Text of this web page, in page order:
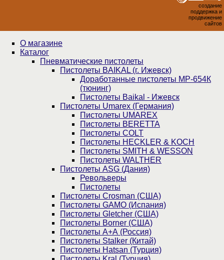
создание
поддержка и
продвижение
сайтов
О магазине
Каталог
Пнев­ма­ти­чес­кие пистолеты
Пистолеты BAIKAL (г. Ижевск)
Доработанные пистолеты МР-654К
(тюнинг)
Пистолеты Baikal - Ижевск
Пистолеты Umarex (Германия)
Пистолеты UMAREX
Пистолеты BERETTA
Пистолеты COLT
Пистолеты HECKLER & KOCH
Пистолеты SMITH & WESSON
Пистолеты WALTHER
Пистолеты ASG (Дания)
Револьверы
Пистолеты
Пистолеты Crosman (США)
Пистолеты GAMO (Испания)
Пистолеты Gletcher (США)
Пистолеты Borner (США)
Пистолеты А+А (Россия)
Пистолеты Stalker (Китай)
Пистолеты Hatsan (Турция)